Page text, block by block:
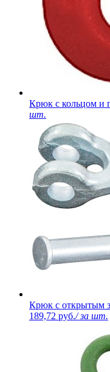
Крюк с кольцом и
шт.
Крюк с открытым
189,72 руб./ за шт.